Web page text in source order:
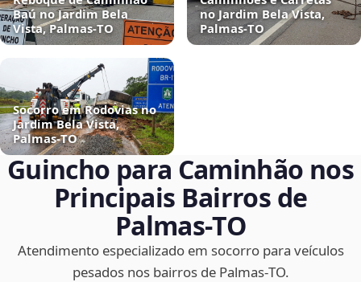
Baú no Jardim Bela
Vista, Palmas‑TO
no Jardim Bela Vista,
Palmas‑TO
Socorro em Rodovias no
Jardim Bela Vista,
Palmas‑TO
Guincho para Caminhão nos
Principais Bairros de
Palmas‑TO
Atendimento especializado em socorro para veículos
pesados nos bairros de Palmas‑TO.